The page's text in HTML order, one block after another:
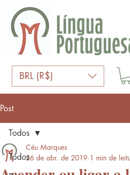
BRL (R$)
Post
Todos
Todos
Céu Marques
26 de abr. de 2019 1 min de